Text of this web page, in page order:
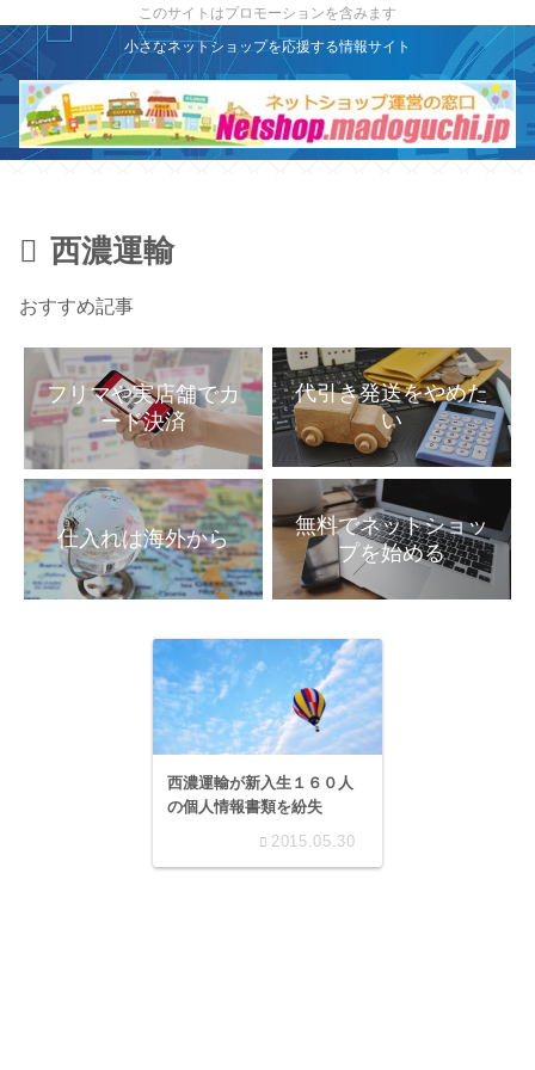
このサイトはプロモーションを含みます
小さなネットショップを応援する情報サイト
西濃運輸
おすすめ記事
フリマや実店舗でカ
ード決済
代引き発送をやめた
い
仕入れは海外から
無料でネットショッ
プを始める
西濃運輸が新入生１６０人
の個人情報書類を紛失